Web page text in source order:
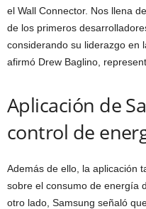
el Wall Connector. Nos llena
de los primeros
considerando su liderazgo en
afirmó Drew Baglino,
Aplicación de
control de
Además de ello, la aplicación
sobre el consumo de energía
otro lado, Samsung señaló